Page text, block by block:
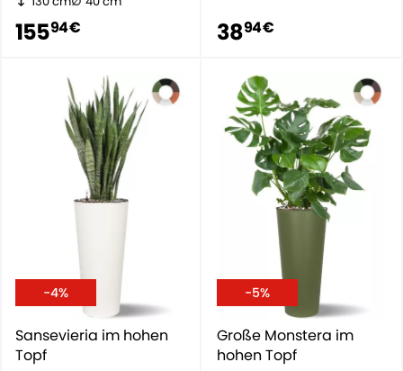
15594 € 3894 €
-4%
Sansevieria im hohen
Topf
-5%
Große Monstera im
hohen Topf